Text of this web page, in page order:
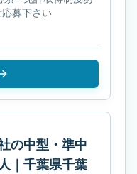
募下さい
の中型・準中
｜千葉県千葉